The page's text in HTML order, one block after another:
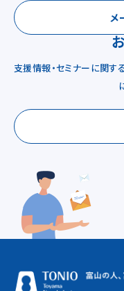
メ
支援情報・セミナーに関す